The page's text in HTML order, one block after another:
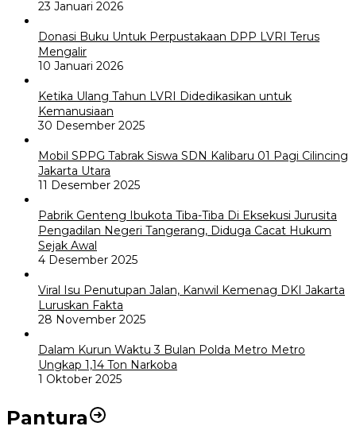
23 Januari 2026
Donasi Buku Untuk Perpustakaan DPP LVRI Terus
Mengalir
10 Januari 2026
Ketika Ulang Tahun LVRI Didedikasikan untuk
Kemanusiaan
30 Desember 2025
Mobil SPPG Tabrak Siswa SDN Kalibaru 01 Pagi Cilincing
Jakarta Utara
11 Desember 2025
Pabrik Genteng Ibukota Tiba-Tiba Di Eksekusi Jurusita
Pengadilan Negeri Tangerang, Diduga Cacat Hukum
Sejak Awal
4 Desember 2025
Viral Isu Penutupan Jalan, Kanwil Kemenag DKI Jakarta
Luruskan Fakta
28 November 2025
Dalam Kurun Waktu 3 Bulan Polda Metro Metro
Ungkap 1,14 Ton Narkoba
1 Oktober 2025
Pantura